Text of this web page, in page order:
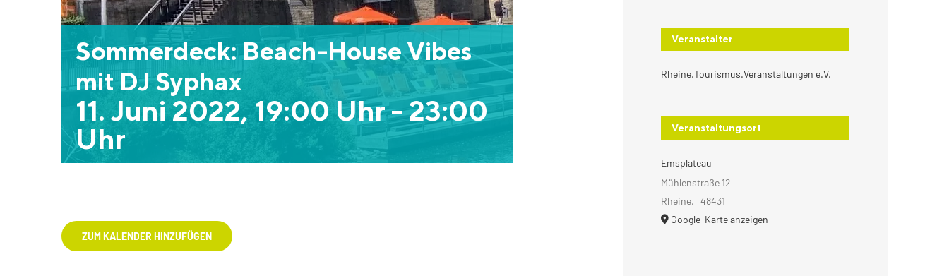
Sommerdeck: Beach-House Vibes
mit DJ Syphax
11. Juni 2022, 19:00 Uhr-23:00
Uhr
ZUM KALENDER HINZUFÜGEN
Veranstalter
Rheine.Tourismus.Veranstaltungen e.V.
Veranstaltungsort
Emsplateau
Mühlenstraße 12
Rheine, 48431
Google-Karte anzeigen